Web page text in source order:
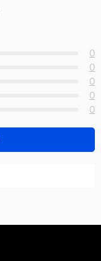
0
0
0
0
0